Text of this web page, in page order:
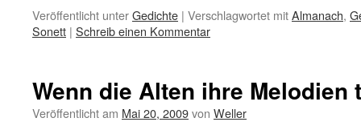
Veröffentlicht unterGedichte | Verschlagwortet mitAlmanach,
Sonett | Schreib einen Kommentar
Wenn die Alten ihre Melodien
Veröffentlicht am Mai 20, 2009von Weller